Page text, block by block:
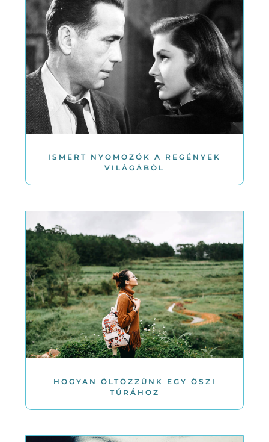
ISMERT NYOMOZÓK A REGÉNYEK
VILÁGÁBÓL
HOGYAN ÖLTÖZZÜNK EGY ŐSZI
TÚRÁHOZ